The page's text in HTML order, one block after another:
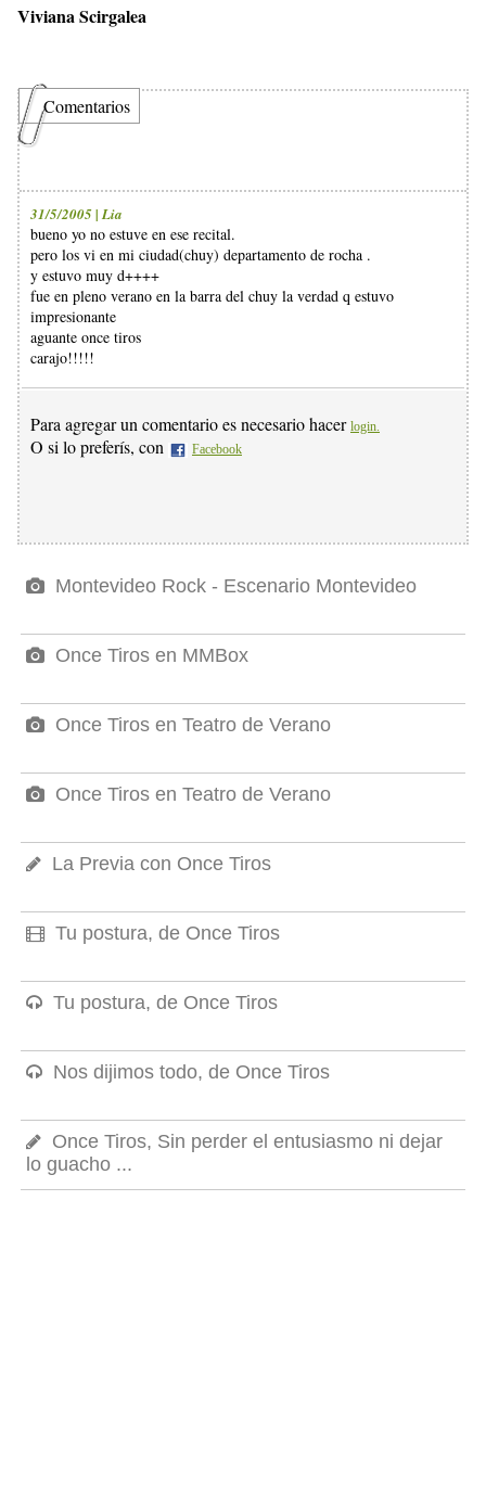
Viviana Scirgalea
Comentarios
31/5/2005 | Lia
bueno yo no estuve en ese recital.
pero los vi en mi ciudad(chuy) departamento de rocha .
y estuvo muy d++++
fue en pleno verano en la barra del chuy la verdad q estuvo
impresionante
aguante once tiros
carajo!!!!!
Para agregar un comentario es necesario hacer login.
O si lo preferís, con Facebook
Montevideo Rock - Escenario Montevideo
Once Tiros en MMBox
Once Tiros en Teatro de Verano
Once Tiros en Teatro de Verano
La Previa con Once Tiros
Tu postura, de Once Tiros
Tu postura, de Once Tiros
Nos dijimos todo, de Once Tiros
Once Tiros, Sin perder el entusiasmo ni dejar
lo guacho ...